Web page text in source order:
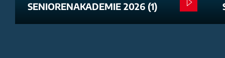
SENIORENAKADEMIE 2026 (1)